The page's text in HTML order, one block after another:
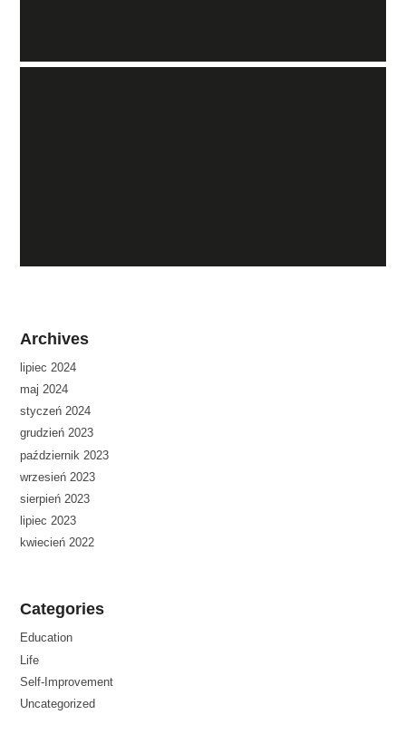
Archives
lipiec 2024
maj 2024
styczeń 2024
grudzień 2023
październik 2023
wrzesień 2023
sierpień 2023
lipiec 2023
kwiecień 2022
Categories
Education
Life
Self-Improvement
Uncategorized